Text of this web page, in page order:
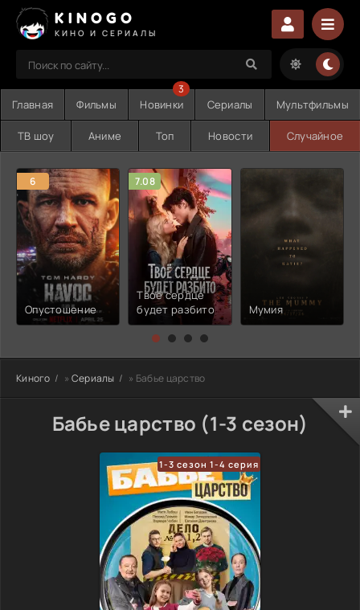
KINOGO
КИНО И СЕРИАЛЫ
Главная Фильмы Новинки
3
Сериалы Мультфильмы
ТВ шоу Аниме Топ Новости Случайное
6
Опустошение
7.08
Твоё сердце
будет разбито
Мумия
Киного » Сериалы » Бабье царство
Бабье царство (1-3 сезон)
1-3 сезон 1-4 серия